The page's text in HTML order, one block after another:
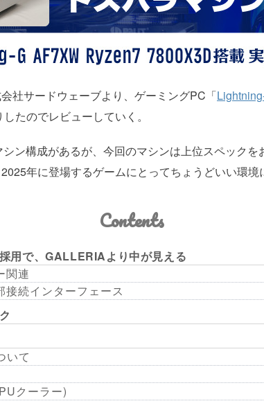
社サードウェーブより、ゲーミングPC「
したのでレビューしていく。
ン構成があるが、今回のマシンは上位スペックを
年に登場するゲームにとってちょうどいい環境
Contents
用で、GALLERIAより中が見える
関連
接続インターフェース
いて
クーラー)